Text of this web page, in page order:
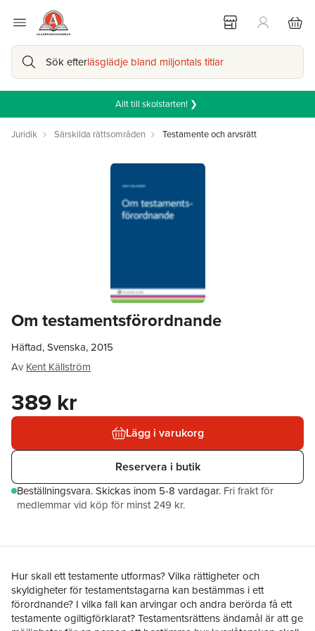
Sök efterläsglädje bland miljontals titlar
Allt till skolstarten! ❯
Juridik Särskilda rättsområden Testamente och arvsrätt
Om testamentsförordnande
Häftad, Svenska, 2015
Av Kent Källström
389 kr
Lägg i varukorg
Reservera i butik
Beställningsvara.Skickas inom 5-8 vardagar. Fri frakt för
medlemmar vid köp för minst 249 kr.
Hur skall ett testamente utformas? Vilka rättigheter och
skyldigheter för testamentstagarna kan bestämmas i ett
förordnande? I vilka fall kan arvingar och andra berörda få ett
testamente ogiltigförklarat? Testamentsrättens ändamål är att ge